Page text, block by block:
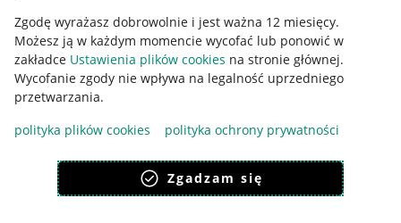
Zgodę wyrażasz dobrowolnie i jest ważna 12 miesięcy.
Możesz ją w każdym momencie wycofać lub ponowić w
zakładce Ustawienia plików cookies na stronie głównej.
Wycofanie zgody nie wpływa na legalność uprzedniego
przetwarzania.
polityka plików cookies
polityka ochrony prywatności
Zgadzam się
Pobierz aplikację